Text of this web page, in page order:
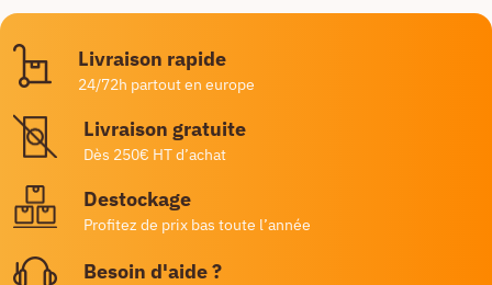
Livraison rapide
24/72h partout en europe
Livraison gratuite
Dès 250€ HT d’achat
Destockage
Profitez de prix bas toute l’année
Besoin d'aide ?